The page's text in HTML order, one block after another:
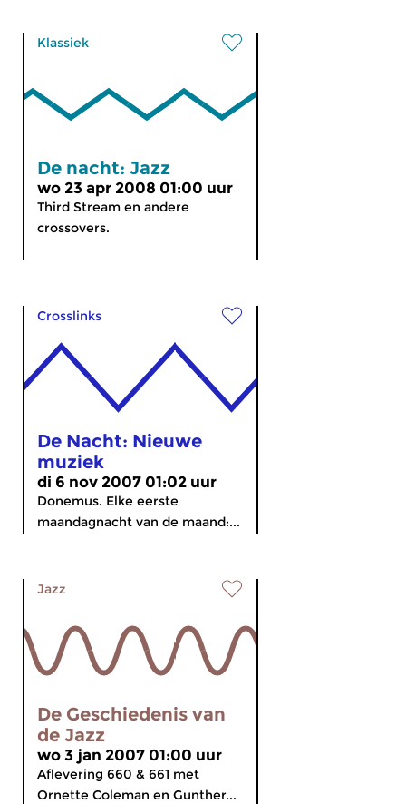
Klassiek
De nacht: Jazz
wo 23 apr 2008 01:00 uur
Third Stream en andere
crossovers.
Crosslinks
De Nacht: Nieuwe
muziek
di 6 nov 2007 01:02 uur
Donemus. Elke eerste
maandagnacht van de maand:...
Jazz
De Geschiedenis van
de Jazz
wo 3 jan 2007 01:00 uur
Aflevering 660 & 661 met
Ornette Coleman en Gunther...